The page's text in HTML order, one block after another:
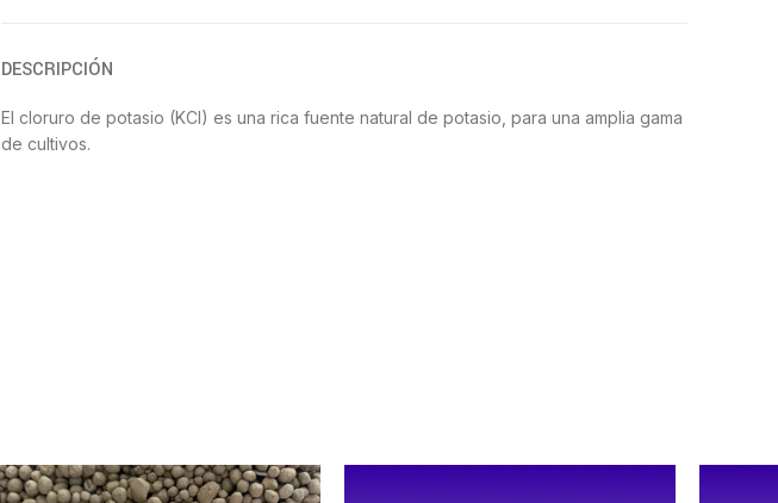
DESCRIPCIÓN
El cloruro de potasio (KCl) es una rica fuente natural de potasio, para una amplia gama
de cultivos.